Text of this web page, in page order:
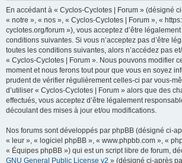
En accédant à « Cyclos-Cyclotes | Forum » (désigné
« notre », « nos », « Cyclos-Cyclotes | Forum », «
cyclotes.org/forum »), vous acceptez d’être
conditions suivantes. Si vous n’acceptez pas d’être
toutes les conditions suivantes, alors n’accédez pas
« Cyclos-Cyclotes | Forum ». Nous pouvons modifier
moment et nous ferons tout pour que vous en soyez
prudent de vérifier régulièrement celles-ci par vous-
d’utiliser « Cyclos-Cyclotes | Forum » alors que des
effectués, vous acceptez d’être légalement
découlant des mises à jour et/ou modifications.
Nos forums sont développés par phpBB (désigné ci-
« leur », « logiciel phpBB », « www.phpbb.com », «
« Équipes phpBB ») qui est un script libre de forum,
GNU General Public License v2 » (désigné ci-après